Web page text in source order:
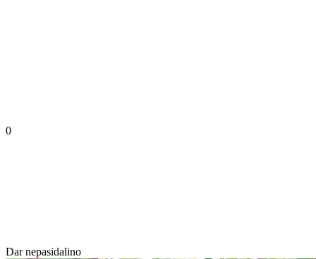
0
Dar nepasidalino